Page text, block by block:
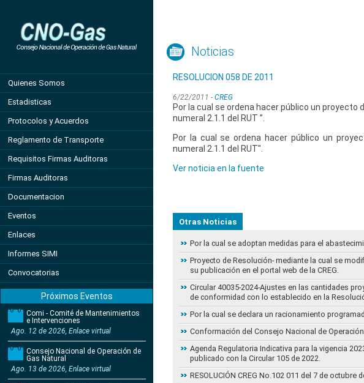
Quienes Somos
Estadisticas
Protocolos y Acuerdos
Reglamento de Transporte
Requisitos Firmas Auditoras
Firmas Auditoras
Documentacion
Eventos
Enlaces
Informes SIMI
Convocatorias
Próximos Eventos
Comi - Comité de Mantenimientos
e Intervenciones
Ago. 12 de 2026, Enlace virtual
Consejo Nacional de Operación de
Gas Natural
Ago. 13 de 2026, Enlace virtual
Noticias
RESOLUCION 058 DE 2011
6/22/2011 - CREG
Por la cual se ordena hacer público un proyecto
numeral 2.1.1 del RUT ”.
Por la cual se ordena hacer público un
numeral 2.1.1 del RUT".
Ver noticia en la fuente
Otras Noticias
Por la cual se adoptan medidas para el
Proyecto de Resolución- mediante la cual se
su publicación en el portal web de la CREG.
Circular 40035-2024-Ajustes en las cantidades
de conformidad con lo establecido en la
Por la cual se declara un racionamiento
Conformación del Consejo Nacional de
Agenda Regulatoria Indicativa para la vigencia
publicado con la Circular 105 de 2022.
RESOLUCIÓN CREG No.102 011 del 7 de